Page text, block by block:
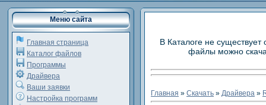
Меню сайта
Главная страница
Каталог файлов
Программы
Драйвера
Ваши заявки
Настройка программ
В Каталоге не
файлы можно
Главная » Скачать » Драйвера »